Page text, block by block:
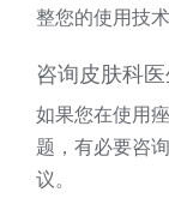
整您的使用技术
咨询皮肤科医
如果您在使用
题，有必要咨
议。